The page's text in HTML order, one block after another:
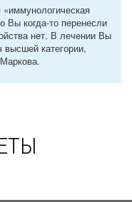
Вы когда-то перенесли
нет. В лечении Вы
категории,